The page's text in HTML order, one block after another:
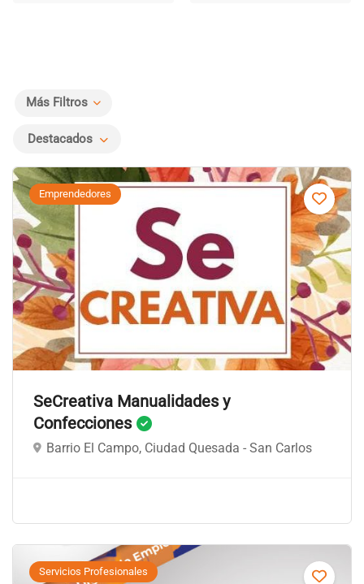
Más Filtros
Destacados
Emprendedores
SeCreativa Manualidades y
Confecciones
Barrio El Campo, Ciudad Quesada - San Carlos
Servicios Profesionales